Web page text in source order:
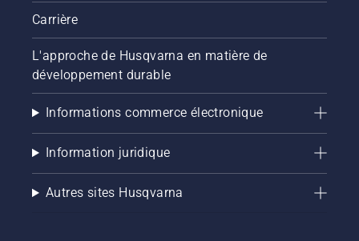
Carrière
L'approche de Husqvarna en matière de
développement durable
Informations commerce électronique
Information juridique
Autres sites Husqvarna